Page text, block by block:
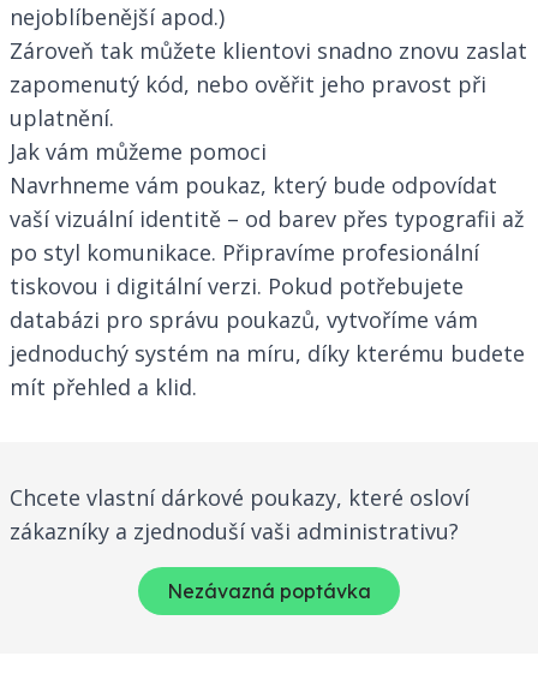
nejoblíbenější apod.)
Zároveň tak můžete klientovi snadno znovu zaslat
zapomenutý kód, nebo ověřit jeho pravost při
uplatnění.
Jak vám můžeme pomoci
Navrhneme vám poukaz, který bude odpovídat
vaší vizuální identitě – od barev přes typografii až
po styl komunikace. Připravíme profesionální
tiskovou i digitální verzi. Pokud potřebujete
databázi pro správu poukazů, vytvoříme vám
jednoduchý systém na míru, díky kterému budete
mít přehled a klid.
Chcete vlastní dárkové poukazy, které osloví
zákazníky a zjednoduší vaši administrativu?
Nezávazná poptávka